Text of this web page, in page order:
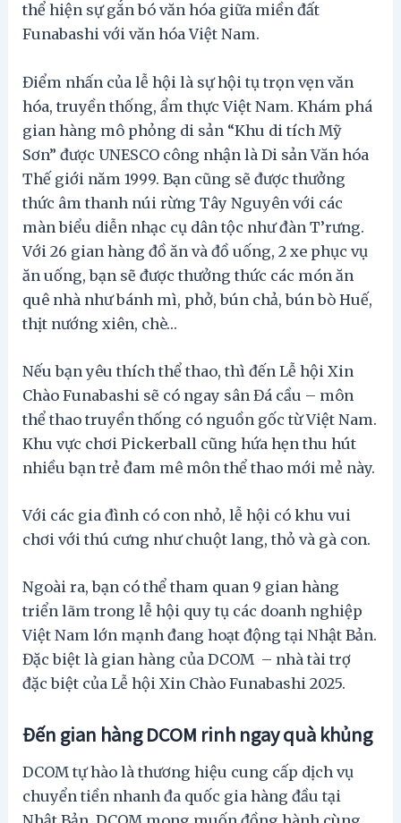
thể hiện sự gắn bó văn hóa giữa miền đất
Funabashi với văn hóa Việt Nam.
Điểm nhấn của lễ hội là sự hội tụ trọn vẹn văn
hóa, truyền thống, ẩm thực Việt Nam. Khám phá
gian hàng mô phỏng di sản “Khu di tích Mỹ
Sơn” được UNESCO công nhận là Di sản Văn hóa
Thế giới năm 1999. Bạn cũng sẽ được thưởng
thức âm thanh núi rừng Tây Nguyên với các
màn biểu diễn nhạc cụ dân tộc như đàn T’rưng.
Với 26 gian hàng đồ ăn và đồ uống, 2 xe phục vụ
ăn uống, bạn sẽ được thưởng thức các món ăn
quê nhà như bánh mì, phở, bún chả, bún bò Huế,
thịt nướng xiên, chè…
Nếu bạn yêu thích thể thao, thì đến Lễ hội Xin
Chào Funabashi sẽ có ngay sân Đá cầu – môn
thể thao truyền thống có nguồn gốc từ Việt Nam.
Khu vực chơi Pickerball cũng hứa hẹn thu hút
nhiều bạn trẻ đam mê môn thể thao mới mẻ này.
Với các gia đình có con nhỏ, lễ hội có khu vui
chơi với thú cưng như chuột lang, thỏ và gà con.
Ngoài ra, bạn có thể tham quan 9 gian hàng
triển lãm trong lễ hội quy tụ các doanh nghiệp
Việt Nam lớn mạnh đang hoạt động tại Nhật Bản.
Đặc biệt là gian hàng của DCOM – nhà tài trợ
đặc biệt của Lễ hội Xin Chào Funabashi 2025.
Đến gian hàng DCOM rinh ngay quà khủng
DCOM tự hào là thương hiệu cung cấp dịch vụ
chuyển tiền nhanh đa quốc gia hàng đầu tại